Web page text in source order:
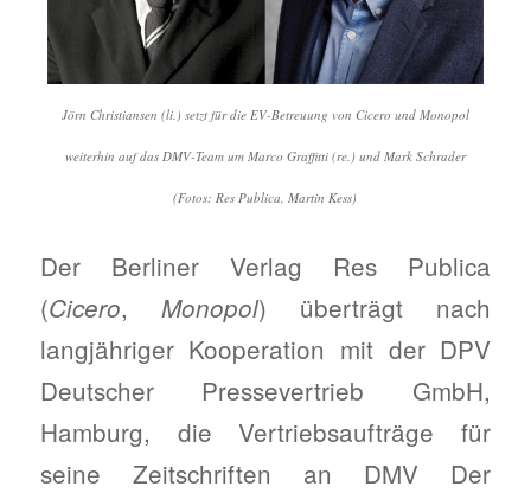
Jörn Christiansen (li.) setzt für die EV-Betreuung von Cicero und Monopol
weiterhin auf das DMV-Team um Marco Graffitti (re.) und Mark Schrader
(Fotos: Res Publica, Martin Kess)
Der Berliner Verlag Res Publica
(Cicero, Monopol) überträgt nach
langjähriger Kooperation mit der DPV
Deutscher Pressevertrieb GmbH,
Hamburg, die Vertriebsaufträge für
seine Zeitschriften an DMV Der